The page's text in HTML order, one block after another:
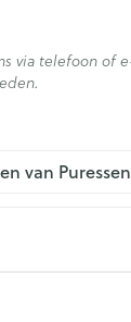
via telefoon of
van